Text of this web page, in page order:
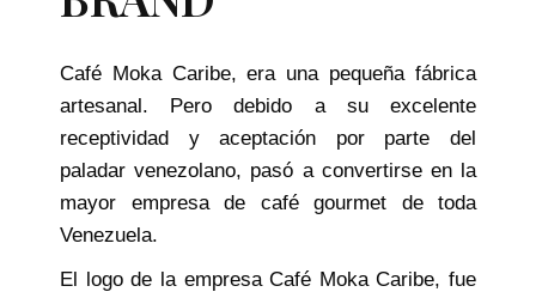
Café Moka Caribe, era una pequeña fábrica
artesanal. Pero debido a su excelente
receptividad y aceptación por parte del
paladar venezolano, pasó a convertirse en la
mayor empresa de café gourmet de toda
Venezuela.
El logo de la empresa Café Moka Caribe, fue